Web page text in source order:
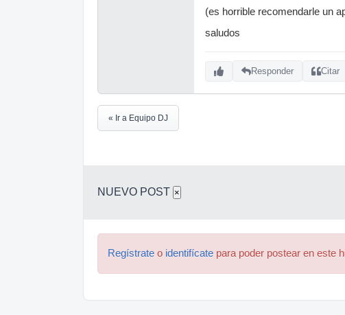
(es horrible recomendarle un
saludos
Responder Citar
« Ir a Equipo DJ
NUEVO POST ×
Regístrate o identifícate para poder postear en este